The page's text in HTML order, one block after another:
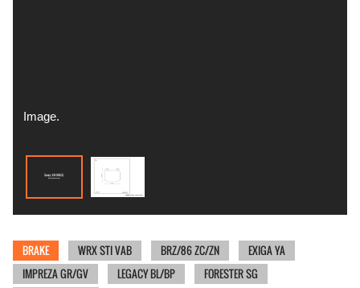
Image.
BRAKE WRX STI VAB BRZ/86 ZC/ZN
EXIGA YA
IMPREZA GR/GV
LEGACY BL/BP
FORESTER SG